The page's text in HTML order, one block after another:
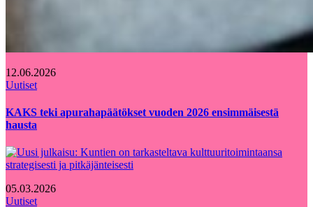
12.06.2026
Uutiset
KAKS teki apurahapäätökset vuoden 2026 ensimmäisestä
hausta
05.03.2026
Uutiset